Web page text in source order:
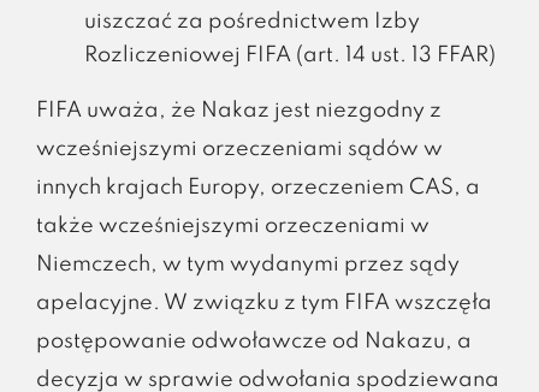
uiszczać za pośrednictwem Izby
Rozliczeniowej FIFA (art. 14 ust. 13 FFAR)
FIFA uważa, że Nakaz jest niezgodny z
wcześniejszymi orzeczeniami sądów w
innych krajach Europy, orzeczeniem CAS, a
także wcześniejszymi orzeczeniami w
Niemczech, w tym wydanymi przez sądy
apelacyjne. W związku z tym FIFA wszczęła
postępowanie odwoławcze od Nakazu, a
decyzja w sprawie odwołania spodziewana